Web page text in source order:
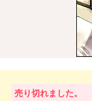
売り切れました。